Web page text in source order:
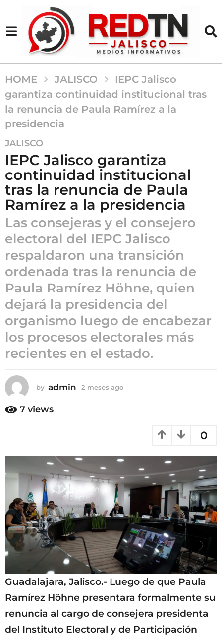
HOME JALISCO
IEPC Jalisco
garantiza continuidad institucional tras
la renuncia de Paula Ramírez a la
presidencia
2
m
e
s
e
s
a
g
o
m
e
s
e
s
a
g
o
JALISCO
IEPC Jalisco garantiza
continuidad institucional
tras la renuncia de Paula
Ramírez a la presidencia
Las consejeras y el consejero
electoral del IEPC Jalisco
respaldaron una transición
ordenada tras la renuncia de
Paula Ramírez Höhne, quien
dejará la presidencia del
organismo luego de encabezar
los procesos electorales más
recientes en el estado.
by admin 2 meses ago
o
7 views
0
Guadalajara, Jalisco.- Luego de que Paula
Ramírez Höhne presentara formalmente su
renuncia al cargo de consejera presidenta
del Instituto Electoral y de Participación